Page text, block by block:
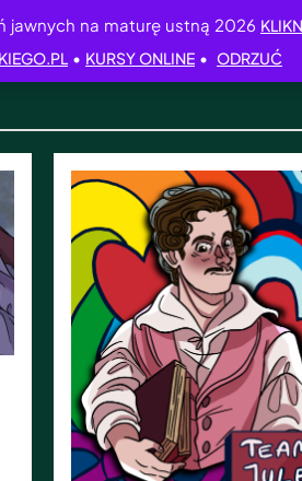
jawnych na maturę ustną 2026
• KURSY ONLINE • ODRZUĆ